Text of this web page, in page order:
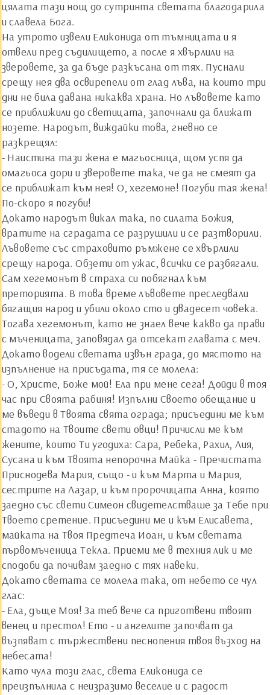
цялата тази нощ до сутринта светата благодарила
и славела Бога.
На утрото извели Еликонида от тъмницата и я
отвели пред съдилището, а после я хвърлили на
зверовете, за да бъде разкъсана от тях. Пуснали
срещу нея два освирепели от глад лъва, на които три
дни не била давана никаква храна. Но лъвовете като
се приближили до светицата, започнали да ближат
нозете. Народът, виждайки това, гневно се
разкрещял:
- Наистина тази жена е магьосница, щом успя да
омагьоса дори и зверовете така, че да не смеят да
се приближат към нея! О, хегемоне! Погуби тая жена!
По-скоро я погуби!
Докато народът викал така, по силата Божия,
вратите на сградата се разрушили и се разтворили.
Лъвовете със страховито ръмжене се хвърлили
срещу народа. Обзети от ужас, всички се разбягали.
Сам хегемонът в страха си побягнал към
преторията. В това време лъвовете преследвали
бягащия народ и убили около сто и двадесет човека.
Тогава хегемонът, като не знаел вече какво да прави
с мъченицата, заповядал да отсекат главата с меч.
Докато водели светата извън града, до мястото на
изпълнение на присъдата, тя се молела:
- О, Христе, Боже мой! Ела при мене сега! Дойди в тоя
час при Своята рабиня! Изпълни Своето обещание и
ме въведи в Твоята свята ограда; присъедини ме към
стадото на Твоите свети овци! Причисли ме към
жените, които Ти угодиха: Сара, Ребека, Рахил, Лия,
Сусана и към Твоята непорочна Майка - Пречистата
Приснодева Мария, също - и към Марта и Мария,
сестрите на Лазар, и към пророчицата Анна, която
заедно със свети Симеон свидетелстваше за Тебе при
Твоето сретение. Присъедини ме и към Елисавета,
майката на Твоя Предтеча Иоан, и към светата
първомъченица Текла. Приеми ме в техния лик и ме
сподоби да почивам заедно с тях навеки.
Докато светата се молела така, от небето се чул
глас:
- Ела, дъще Моя! За теб вече са приготвени твоят
венец и престол! Ето - и ангелите започват да
възпяват с тържествени песнопения твоя възход на
небесата!
Като чула този глас, света Еликонида се
преизпълнила с неизразимо веселие и с радост